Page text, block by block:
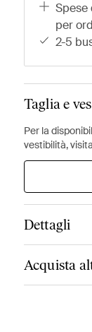
spese di spedizione di 4,95 € escluse (gratis
per
2-5
Taglia e
Per la
vestibilità,
Dettagli
Acquista